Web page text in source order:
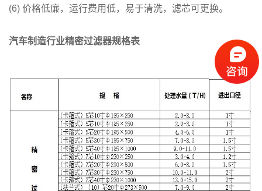
(6) 价格低廉，运行费用低，易于清洗，滤芯可更换。
汽车制造行业精密过滤器规格表